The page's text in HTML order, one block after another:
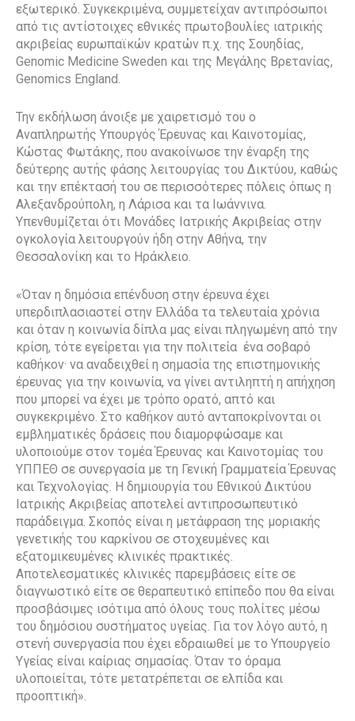
εξωτερικό. Συγκεκριμένα, συμμετείχαν αντιπρόσωποι
από τις αντίστοιχες εθνικές πρωτοβουλίες ιατρικής
ακριβείας ευρωπαϊκών κρατών π.χ. της Σουηδίας,
Genomic Medicine Sweden και της Μεγάλης Βρετανίας,
Genomics England.
Την εκδήλωση άνοιξε με χαιρετισμό του ο
Αναπληρωτής Υπουργός Έρευνας και Καινοτομίας,
Κώστας Φωτάκης, που ανακοίνωσε την έναρξη της
δεύτερης αυτής φάσης λειτουργίας του Δικτύου, καθώς
και την επέκτασή του σε περισσότερες πόλεις όπως η
Αλεξανδρούπολη, η Λάρισα και τα Ιωάννινα.
Υπενθυμίζεται ότι Μονάδες Ιατρικής Ακριβείας στην
ογκολογία λειτουργούν ήδη στην Αθήνα, την
Θεσσαλονίκη και το Ηράκλειο.
«Όταν η δημόσια επένδυση στην έρευνα έχει
υπερδιπλασιαστεί στην Ελλάδα τα τελευταία χρόνια
και όταν η κοινωνία δίπλα μας είναι πληγωμένη από την
κρίση, τότε εγείρεται για την πολιτεία ένα σοβαρό
καθήκον· να αναδειχθεί η σημασία της επιστημονικής
έρευνας για την κοινωνία, να γίνει αντιληπτή η απήχηση
που μπορεί να έχει με τρόπο ορατό, απτό και
συγκεκριμένο. Στο καθήκον αυτό ανταποκρίνονται οι
εμβληματικές δράσεις που διαμορφώσαμε και
υλοποιούμε στον τομέα Έρευνας και Καινοτομίας του
ΥΠΠΕΘ σε συνεργασία με τη Γενική Γραμματεία Έρευνας
και Τεχνολογίας. Η δημιουργία του Εθνικού Δικτύου
Ιατρικής Ακριβείας αποτελεί αντιπροσωπευτικό
παράδειγμα. Σκοπός είναι η μετάφραση της μοριακής
γενετικής του καρκίνου σε στοχευμένες και
εξατομικευμένες κλινικές πρακτικές.
Αποτελεσματικές κλινικές παρεμβάσεις είτε σε
διαγνωστικό είτε σε θεραπευτικό επίπεδο που θα είναι
προσβάσιμες ισότιμα από όλους τους πολίτες μέσω
του δημόσιου συστήματος υγείας. Για τον λόγο αυτό, η
στενή συνεργασία που έχει εδραιωθεί με το Υπουργείο
Υγείας είναι καίριας σημασίας. Όταν το όραμα
υλοποιείται, τότε μετατρέπεται σε ελπίδα και
προοπτική».